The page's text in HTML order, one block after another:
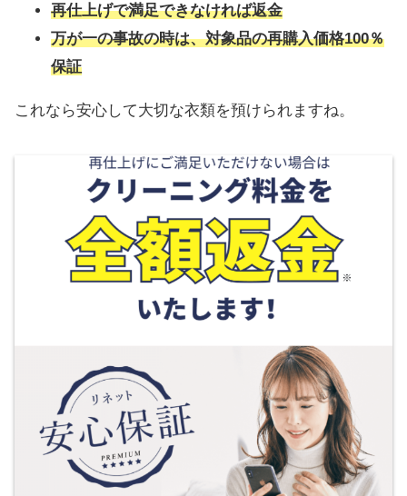
再仕上げで満足できなければ返金
万が一の事故の時は、対象品の再購入価格100％
保証
これなら安心して大切な衣類を預けられますね。